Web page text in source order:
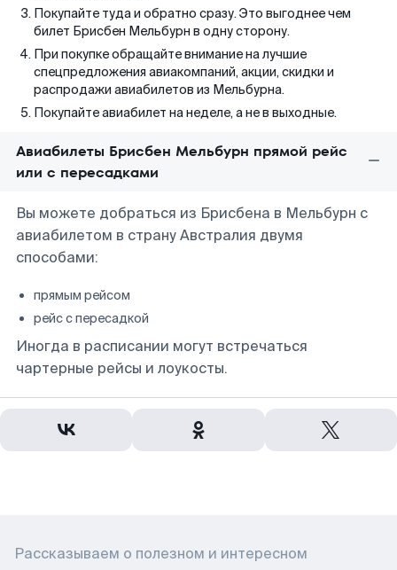
Покупайте туда и обратно сразу. Это выгоднее чем
билет Брисбен Мельбурн в одну сторону.
При покупке обращайте внимание на лучшие
спецпредложения авиакомпаний, акции, скидки и
распродажи авиабилетов из Мельбурна.
Покупайте авиабилет на неделе, а не в выходные.
Авиабилеты Брисбен Мельбурн прямой рейс
или с пересадками
Вы можете добраться из Брисбена в Мельбурн с
авиабилетом в страну Австралия двумя
способами:
прямым рейсом
рейс с пересадкой
Иногда в расписании могут встречаться
чартерные рейсы и лоукосты.
Рассказываем о полезном и интересном